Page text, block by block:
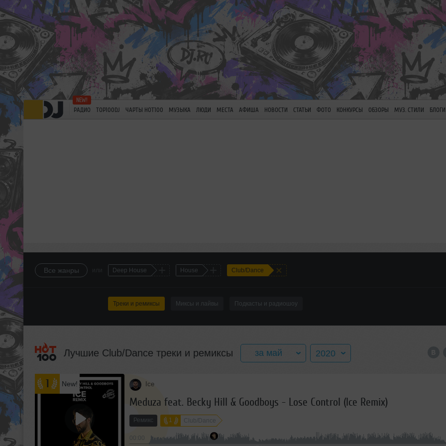
РАДИО TOP100DJ ЧАРТЫ HOT100 МУЗЫКА ЛЮДИ МЕСТА АФИША НОВОСТИ СТАТЬИ ФОТО КОНКУРСЫ ОБЗОРЫ МУЗ. СТИЛИ БЛОГИ
Все жанры Deep House House Club/Dance +
Треки и ремиксы Миксы и лайвы Подкасты и радиошоу
Лучшие Club/Dance треки и ремиксы за май
январь
март
2020
1 New! Ice
Meduza feat. Becky Hill & Goodboys - Lose Control (Ice Remix)
Ремикс 1 Club/Dance